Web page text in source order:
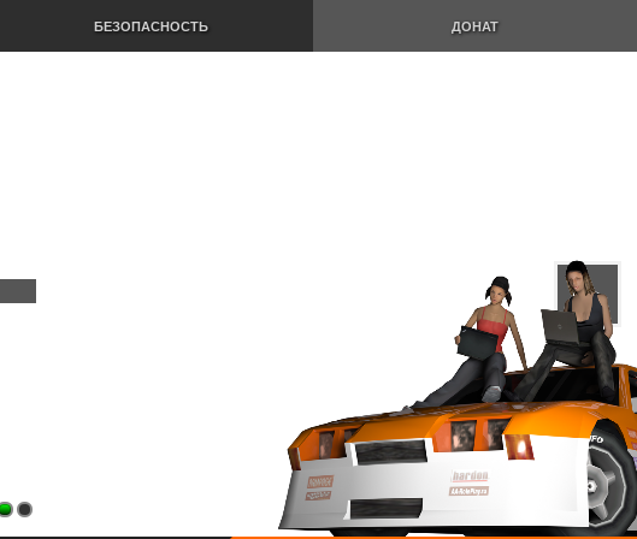
БЕЗОПАСНОСТЬ ДОНАТ